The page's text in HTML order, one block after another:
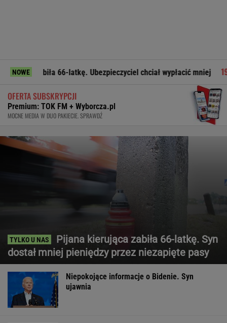
NOWE
66-latkę. Ubezpieczyciel chciał wypłacić mniej Legia gra
OFERTA SUBSKRYPCJI
Premium: TOK FM + Wyborcza.pl
MOCNE MEDIA W DUO PAKIECIE. SPRAWDŹ
Pijana kierująca zabiła 66-latkę. Syn
dostał mniej pieniędzy przez niezapięte pasy
Niepokojące informacje o Bidenie. Syn
ujawnia